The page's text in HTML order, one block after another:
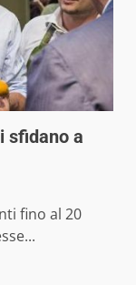
sfidano a
fino al 20